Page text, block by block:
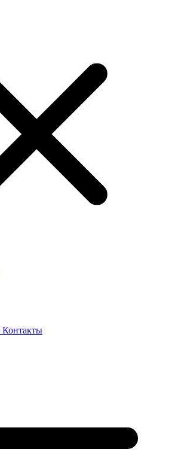
Контакты